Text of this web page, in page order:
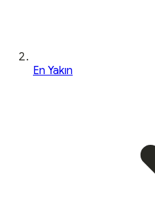
En Yakın